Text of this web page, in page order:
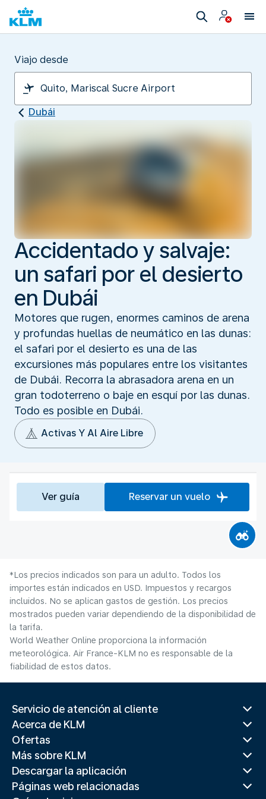
Viajo desde
Dubái
Accidentado y salvaje:
un safari por el desierto
en Dubái
Motores que rugen, enormes caminos de arena
y profundas huellas de neumático en las dunas:
el safari por el desierto es una de las
excursiones más populares entre los visitantes
de Dubái. Recorra la abrasadora arena en un
gran todoterreno o baje en esquí por las dunas.
Todo es posible en Dubái.
Activas Y Al Aire Libre
Ver guía Reservar un vuelo
*Los precios indicados son para un adulto. Todos los
importes están indicados en USD. Impuestos y recargos
incluidos. No se aplican gastos de gestión. Los precios
mostrados pueden variar dependiendo de la disponibilidad de
la tarifa.
World Weather Online proporciona la información
meteorológica. Air France-KLM no es responsable de la
fiabilidad de estos datos.
Servicio de atención al cliente
Acerca de KLM
Ofertas
Más sobre KLM
Descargar la aplicación
Páginas web relacionadas